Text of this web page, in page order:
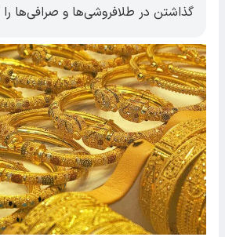
گذاشتن در طلافروشی‌ها و صرافی‌ها را